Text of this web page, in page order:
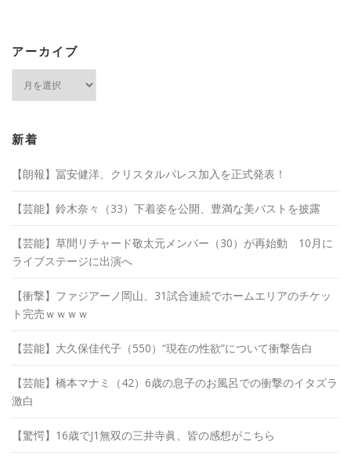
アーカイブ
ブ
新着
【朗報】冨安健洋、クリスタルパレス加入を正式発表！
【芸能】鈴木奈々（33）下着姿を公開、豊満な美バストを披露
【芸能】草間リチャード敬太元メンバー（30）が再始動 10月に
ライブステージに出演へ
【衝撃】ファジアーノ岡山、31試合連続でホームエリアのチケッ
ト完売ｗｗｗｗ
【芸能】大久保佳代子（550）“現在の性欲”について衝撃告白
【芸能】橋本マナミ（42）6歳の息子のお風呂での衝撃のイタズラ
激白
【驚愕】16歳でJ1無双の三井寺眞、皆の感想がこちら